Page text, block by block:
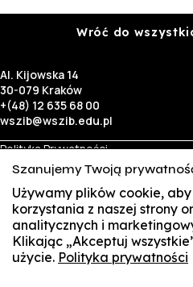
Wróć do
Al. Kijowska 14
30-079 Kraków
+(48) 12 635 68 00
wszib@wszib.edu.pl
Polityka Prywatności
RODO
Identyfikacja wizualna
Biznes
Wynajem sal
Targi pracy
Szanujemy Twoją
Używamy plików cookie,
korzystania z naszej strony
analitycznych i
Klikając „Akceptuj
użycie. Polityka prywatności